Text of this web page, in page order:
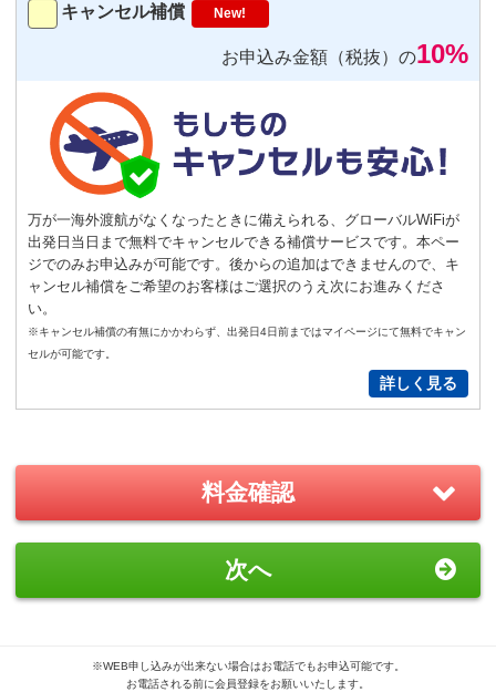
－ 0
気圧コントロール機能付き耳栓
1,540円（税込）/個
通常
Sサイズ － 0 ＋
New!
おすすめ
ルセット
1,870円/日（税込）
キャンセル補償 New!
お申込み金額（税抜）の10%
万が一海外渡航がなくなったときに備えられる、グローバルWiFiが
出発日当日まで無料でキャンセルできる補償サービスです。本ペー
ジでのみお申込みが可能です。後からの追加はできませんので、キ
ャンセル補償をご希望のお客様はご選択のうえ次にお進みくださ
い。
※キャンセル補償の有無にかかわらず、出発日4日前まではマイページにて無料でキャン
セルが可能です。
詳しく見る
料金確認
次へ
※WEB申し込みが出来ない場合はお電話でもお申込可能です。
お電話される前に会員登録をお願いいたします。